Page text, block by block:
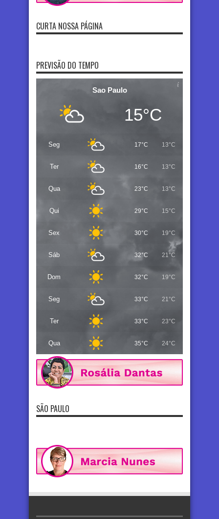
CURTA NOSSA PÁGINA
PREVISÃO DO TEMPO
Sao Paulo
15°C
Seg 17°C 13°C
Ter 16°C 13°C
Qua 23°C 13°C
Qui 29°C 15°C
Sex 30°C 19°C
Sáb 32°C 21°C
Dom 32°C 19°C
Seg 33°C 21°C
Ter 33°C 23°C
Qua 35°C 24°C
SÃO PAULO